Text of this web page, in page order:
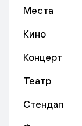
Места
Кино
Концерт
Театр
Стендап